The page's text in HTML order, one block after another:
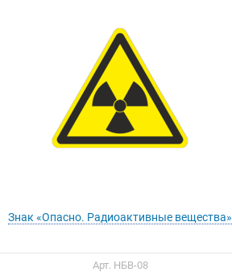
Знак «Опасно. Радиоактивные вещества»
Арт. НБВ-08